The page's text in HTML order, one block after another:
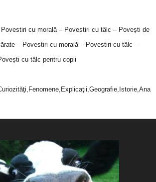
cu morală – Povestiri cu tâlc – Povești de
– Povestiri cu morală – Povestiri cu tâlc –
cu tâlc pentru copii